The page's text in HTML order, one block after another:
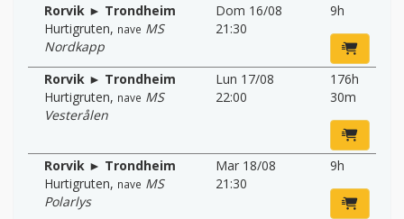
Rorvik ► Trondheim
Hurtigruten, nave MS
Nordkapp
Dom 16/08
21:30
9h
Rorvik ► Trondheim
Hurtigruten, nave MS
Vesterålen
Lun 17/08
22:00
176h
30m
Rorvik ► Trondheim
Hurtigruten, nave MS
Polarlys
Mar 18/08
21:30
9h